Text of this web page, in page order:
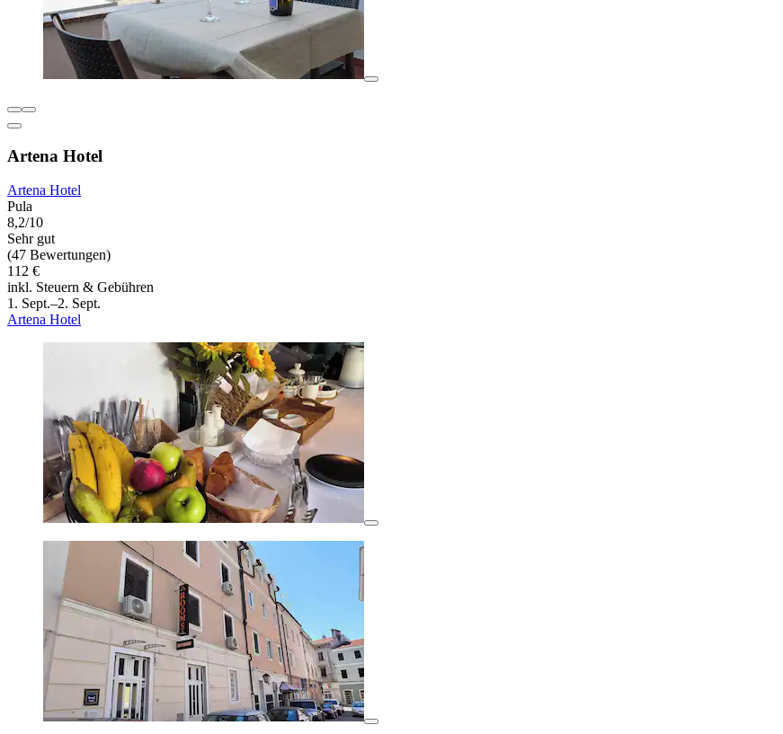
Artena Hotel
Artena Hotel
Pula
8,2/10
Sehr gut
(47 Bewertungen)
112 €
inkl. Steuern & Gebühren
1. Sept.–2. Sept.
Artena Hotel